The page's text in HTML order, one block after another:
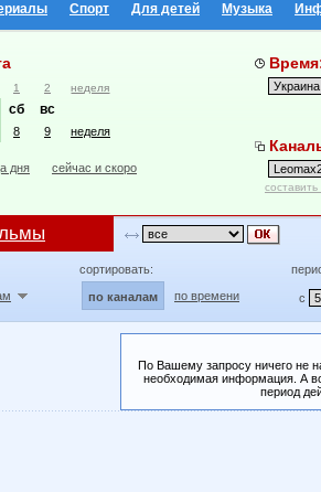
Спорт Для детей Музыка
1 2 неделя
сб вс
8 9 неделя
дня сейчас и скоро
сортировать:
по каналам по времени с
По Вашему запросу ничего не
необходимая информация. А
период